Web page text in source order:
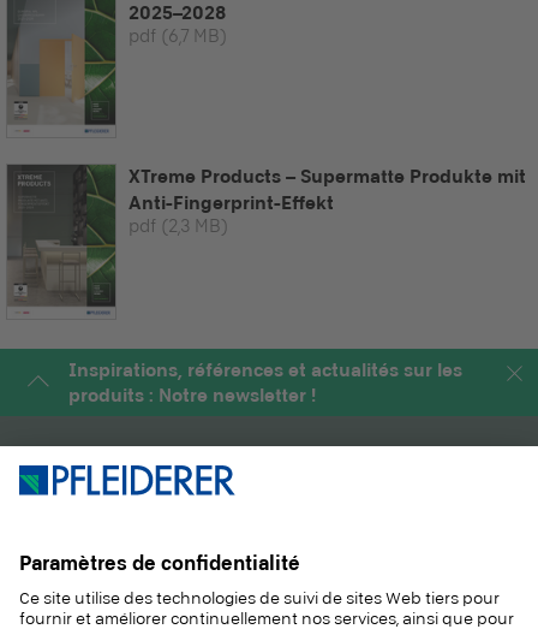
2025–2028
pdf (6,7 MB)
XTreme Products – Supermatte Produkte mit
Anti-Fingerprint-Effekt
pdf (2,3 MB)
Inspirations, références et actualités sur les
produits : Notre newsletter !
PRODUITS
SOLUTIONS
MAGAZINE
INFORMATIONS